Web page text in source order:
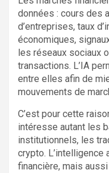
données : cours des
d’entreprises, taux
économiques,
les réseaux sociaux
transactions. L’IA
entre elles afin de
mouvements de
C’est pour cette
intéresse autant les
institutionnels, les
crypto. L’intelligence
financière, mais